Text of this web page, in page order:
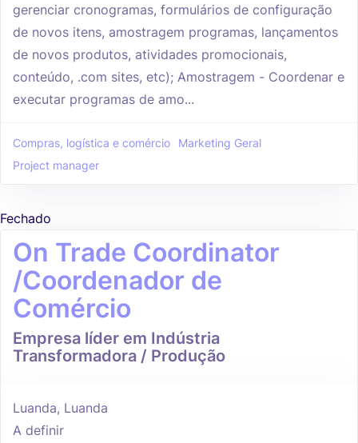
gerenciar cronogramas, formulários de configuração
de novos itens, amostragem programas, lançamentos
de novos produtos, atividades promocionais,
conteúdo, .com sites, etc); Amostragem - Coordenar e
executar programas de amo...
Compras, logística e comércio
Marketing Geral
Project manager
Fechado
On Trade Coordinator
/Coordenador de
Comércio
Empresa líder em Indústria
Transformadora / Produção
Luanda, Luanda
A definir